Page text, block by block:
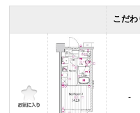
こだわ
-